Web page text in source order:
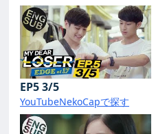
EP5 3/5
YouTubeNekoCapで探す